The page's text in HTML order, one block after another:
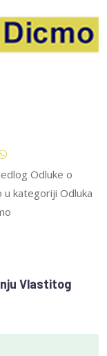
Odluke o
u kategoriji Odluka
Vlastitog